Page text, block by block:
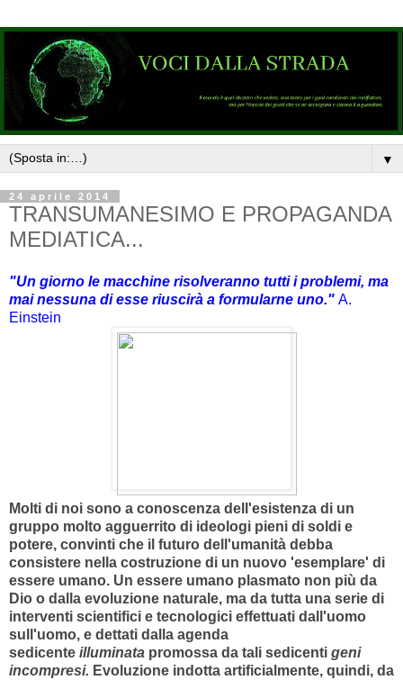
▼
24 aprile 2014
TRANSUMANESIMO E PROPAGANDA
MEDIATICA...
"Un giorno le macchine risolveranno tutti i problemi, ma
mai nessuna di esse riuscirà a formularne uno." A.
Einstein
Molti di noi sono a conoscenza dell'esistenza di un
gruppo molto agguerrito di ideologi pieni di soldi e
potere, convinti che il futuro dell'umanità debba
consistere nella costruzione di un nuovo 'esemplare' di
essere umano. Un essere umano plasmato non più da
Dio o dalla evoluzione naturale, ma da tutta una serie di
interventi scientifici e tecnologici effettuati dall'uomo
sull'uomo, e dettati dalla agenda
sedicente illuminata promossa da tali sedicenti geni
incompresi. Evoluzione indotta artificialmente, quindi, da